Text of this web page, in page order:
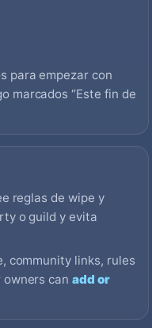
para empezar con
marcados “Este fin de
reglas de wipe y
o guild y evita
community links, rules
owners canadd or